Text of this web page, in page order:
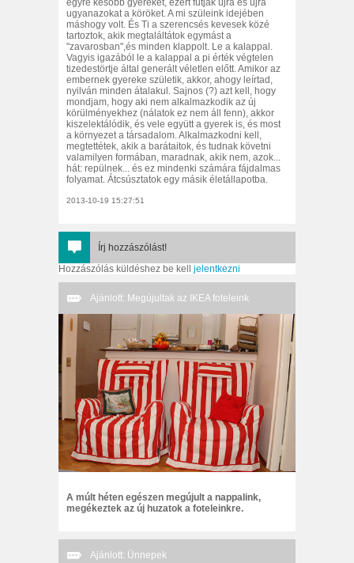
egyre később gyereket, ezért futják újra és újra
ugyanazokat a köröket. A mi szüleink idejében
máshogy volt. És Ti a szerencsés kevesek közé
tartoztok, akik megtaláltátok egymást a
"zavarosban",és minden klappolt. Le a kalappal.
Vagyis igazából le a kalappal a pi érték végtelen
tizedestörtje által generált véletlen előtt. Amikor az
embernek gyereke születik, akkor, ahogy leírtad,
nyilván minden átalakul. Sajnos (?) azt kell, hogy
mondjam, hogy aki nem alkalmazkodik az új
körülményekhez (nálatok ez nem áll fenn), akkor
kiszelektálódik, és vele együtt a gyerek is, és most
a környezet a társadalom. Alkalmazkodni kell,
megtettétek, akik a barátaitok, és tudnak követni
valamilyen formában, maradnak, akik nem, azok...
hát: repülnek... és ez mindenki számára fájdalmas
folyamat. Átcsúsztatok egy másik életállapotba.
2013-10-19 15:27:51
Írj hozzászólást!
Hozzászólás küldéshez be kell jelentkezni
Ajánlott: Megújultak az IKEA foteleink
A múlt héten egészen megújult a nappalink,
megékeztek az új huzatok a foteleinkre.
Ajánlott: Ünnepek